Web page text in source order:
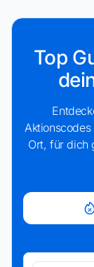
Top
Aktionscodes
Ort, für dich